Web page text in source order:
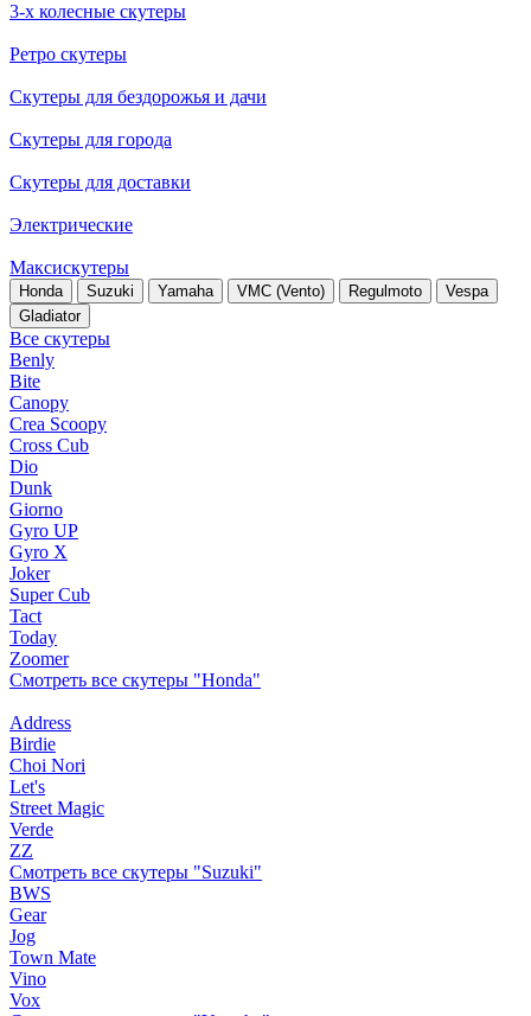
3-х колесные скутеры
Ретро скутеры
Скутеры для бездорожья и дачи
Скутеры для города
Скутеры для доставки
Электрические
Максискутеры
Honda Suzuki Yamaha VMC (Vento) Regulmoto
Vespa
Gladiator
Все скутеры
Benly
Bite
Canopy
Crea Scoopy
Cross Cub
Dio
Dunk
Giorno
Gyro UP
Gyro X
Joker
Super Cub
Tact
Today
Zoomer
Смотреть все скутеры "Honda"
Address
Birdie
Choi Nori
Let's
Street Magic
Verde
ZZ
Смотреть все скутеры "Suzuki"
BWS
Gear
Jog
Town Mate
Vino
Vox